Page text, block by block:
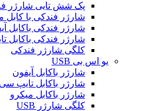
پک شش تایی شارژر
شارژر فندکی با کابل
شارژر فندکی باکابل
شارژر فندکی باکابل
کلگی شارژر فندکی
یو اس بی USB
شارژر باکابل آیفون
شارژر باکابل تایپ سی
شارژر باکابل میکرو
کلگی شارژر USB